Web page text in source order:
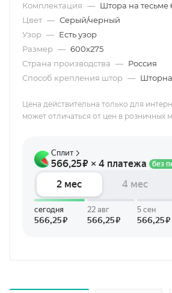
Комплектация — Штора на тесьме
Цвет — Серый/черный
Узор — Есть узор
Размер — 600х275
Страна производства — Россия
Способ крепления штор —
Цена действительна только для
может отличаться от цен в розничных